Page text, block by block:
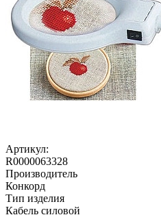
Артикул:
R0000063328
Производитель
Конкорд
Тип изделия
Кабель силовой